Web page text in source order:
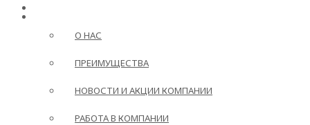
О НАС
ПРЕИМУЩЕСТВА
НОВОСТИ И АКЦИИ КОМПАНИИ
РАБОТА В КОМПАНИИ